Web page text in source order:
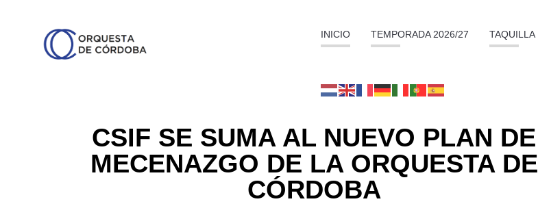
INICIO TEMPORADA 2026/27 TAQUILLA
CSIF SE SUMA AL NUEVO PLAN DE
MECENAZGO DE LA ORQUESTA DE
CÓRDOBA